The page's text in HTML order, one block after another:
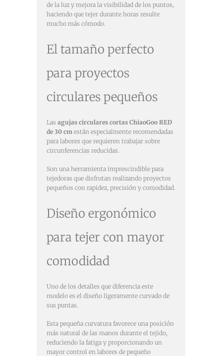
de la luz y mejora la visibilidad de los puntos,
haciendo que tejer durante horas resulte
mucho más cómodo.
El tamaño perfecto
para proyectos
circulares pequeños
Las agujas circulares cortas ChiaoGoo RED
de 30 cm están especialmente recomendadas
para labores que requieren trabajar sobre
circunferencias reducidas.
Son una herramienta imprescindible para
tejedoras que disfrutan realizando proyectos
pequeños con rapidez, precisión y comodidad.
Diseño ergonómico
para tejer con mayor
comodidad
Uno de los detalles que diferencia este
modelo es el diseño ligeramente curvado de
sus puntas.
Esta pequeña curvatura favorece una posición
más natural de las manos durante el tejido,
reduciendo la fatiga y proporcionando un
mayor control en labores de pequeño